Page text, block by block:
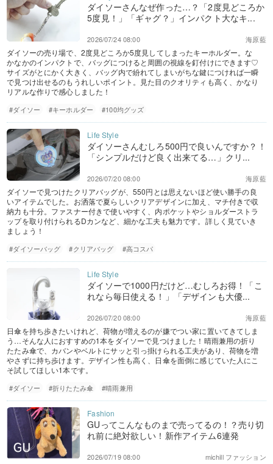
ダイソーさんなぜ作った…？「2度見どころか
5度見！」「ギャグ？」インパクト大なキ...
海原藍
2026/07/24 08:00
ダイソーの売り場で、2度見どころか5度見してしまったキーホルダー。な
かなかのインパクトで、バッグにつけると周囲の視線を釘付けにできます♡
サイズがとにかく大きく、バッグ内で紛れてしまいがちな鍵につければ一瞬
で見つけ出せるのもうれしいポイント。見た目のクオリティも高く、かなり
リアルな作りで感心しました！
#ダイソー #キーホルダー #100均グッズ
ダイソーさんむしろ500円で良いんですか？！
「シンプルだけど良く出来てる…」クリ...
海原藍
2026/07/20 08:00
ダイソーで見つけたクリアバッグが、550円とは思えないほど使い勝手の良
いアイテムでした。お洒落で夏らしいクリアデザインに加え、マチ付きで収
納力も十分。ファスナー付きで使いやすく、内ポケットやショルダーストラ
ップを取り付けられるDカンなど、細かな工夫も魅力です。詳しく見ていき
ましょう！
#ダイソーバッグ #クリアバッグ #高コスパ
ダイソーで1000円だけど…むしろお得！「こ
れなら毎日使える！」「デザインも大優...
海原藍
2026/07/20 08:00
日傘を持ち歩きたいけれど、荷物が増えるのが嫌でつい家に置いてきてしま
う…そんな人におすすめの1本をダイソーで見つけました！晴雨兼用の折り
たたみ傘で、カバンやベルトにサッと引っ掛けられる工夫があり、荷物を増
やさずに持ち歩けます。デザイン性も高く、日傘を面倒に感じていた人にこ
そ試してほしい1本です。
#ダイソー #折りたたみ傘 #晴雨兼用
GUってこんなものまで売ってるの！？売り切
れ前に絶対欲しい！新作アイテム6連発
michill ファッション
2026/07/19 08:00